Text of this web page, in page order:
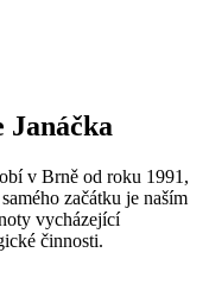
Janáčka
v Brně od roku 1991,
začátku je naším
vycházející
činnosti.